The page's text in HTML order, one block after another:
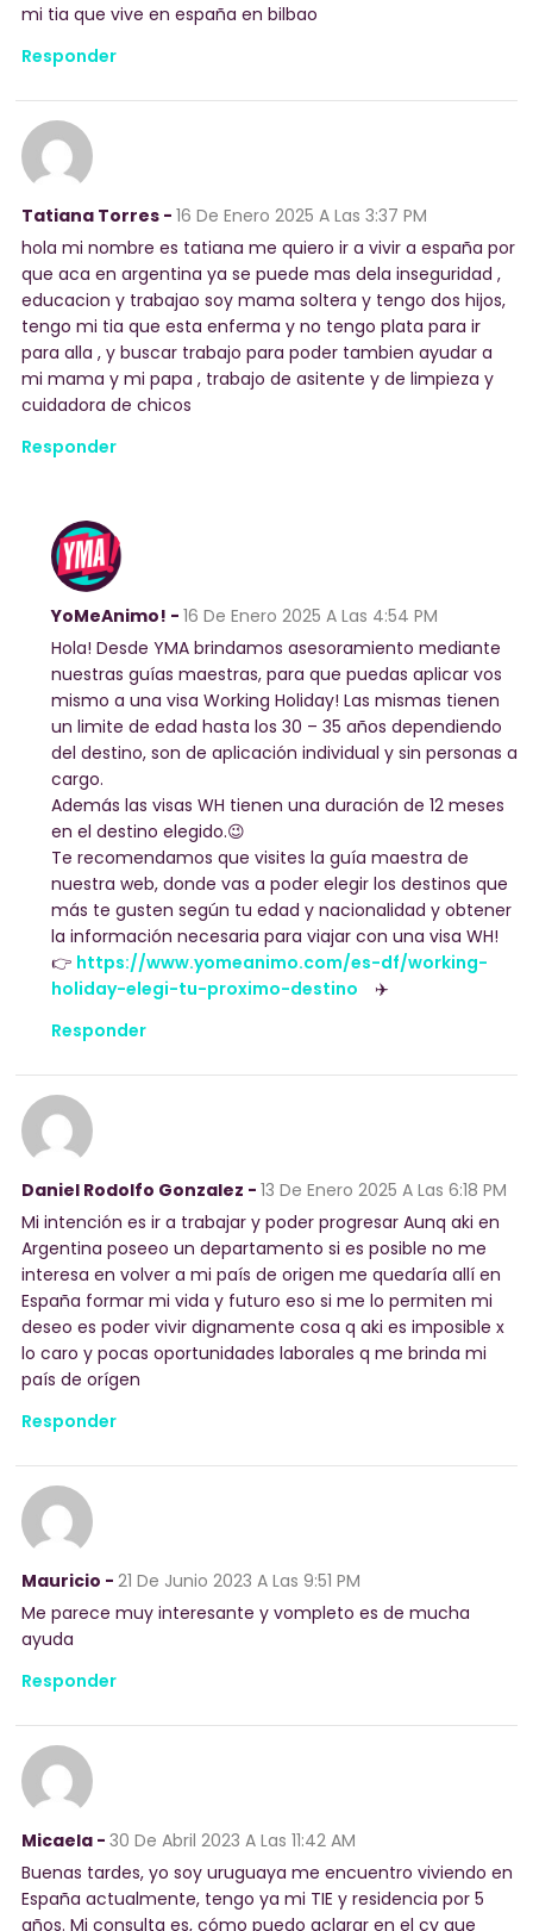
mi tia que vive en españa en bilbao
Responder
Tatiana Torres - 16 De Enero 2025 A Las 3:37 PM
hola mi nombre es tatiana me quiero ir a vivir a españa por
que aca en argentina ya se puede mas dela inseguridad ,
educacion y trabajao soy mama soltera y tengo dos hijos,
tengo mi tia que esta enferma y no tengo plata para ir
para alla , y buscar trabajo para poder tambien ayudar a
mi mama y mi papa , trabajo de asitente y de limpieza y
cuidadora de chicos
Responder
YoMeAnimo! - 16 De Enero 2025 A Las 4:54 PM
Hola! Desde YMA brindamos asesoramiento mediante
nuestras guías maestras, para que puedas aplicar vos
mismo a una visa Working Holiday! Las mismas tienen
un limite de edad hasta los 30 – 35 años dependiendo
del destino, son de aplicación individual y sin personas a
cargo.
Además las visas WH tienen una duración de 12 meses
en el destino elegido.😉
Te recomendamos que visites la guía maestra de
nuestra web, donde vas a poder elegir los destinos que
más te gusten según tu edad y nacionalidad y obtener
la información necesaria para viajar con una visa WH!
👉 https://www.yomeanimo.com/es-df/working-
holiday-elegi-tu-proximo-destino
✈️
Responder
Daniel Rodolfo Gonzalez - 13 De Enero 2025 A Las 6:18 PM
Mi intención es ir a trabajar y poder progresar Aunq aki en
Argentina poseeo un departamento si es posible no me
interesa en volver a mi país de origen me quedaría allí en
España formar mi vida y futuro eso si me lo permiten mi
deseo es poder vivir dignamente cosa q aki es imposible x
lo caro y pocas oportunidades laborales q me brinda mi
país de orígen
Responder
Mauricio - 21 De Junio 2023 A Las 9:51 PM
Me parece muy interesante y vompleto es de mucha
ayuda
Responder
Micaela - 30 De Abril 2023 A Las 11:42 AM
Buenas tardes, yo soy uruguaya me encuentro viviendo en
España actualmente, tengo ya mi TIE y residencia por 5
años. Mi consulta es, cómo puedo aclarar en el cv que